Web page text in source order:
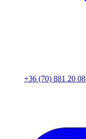
+36 (70) 881 20 08